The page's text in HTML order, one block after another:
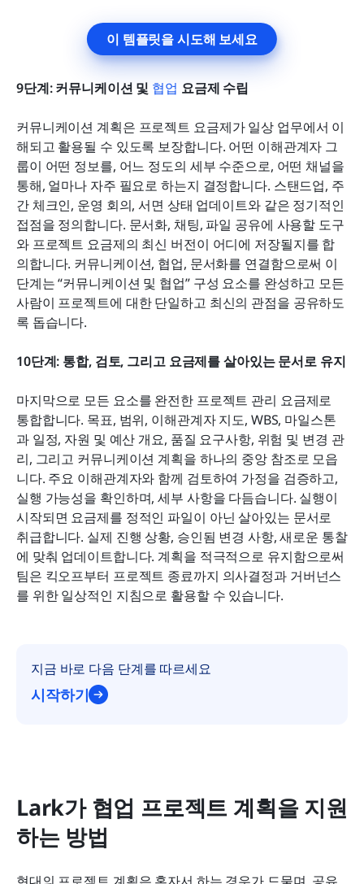
이 템플릿을 시도해 보세요
9단계: 커뮤니케이션 및 협업 요금제 수립
커뮤니케이션 계획은 프로젝트 요금제가 일상 업무에서 이
해되고 활용될 수 있도록 보장합니다. 어떤 이해관계자 그
룹이 어떤 정보를, 어느 정도의 세부 수준으로, 어떤 채널을
통해, 얼마나 자주 필요로 하는지 결정합니다. 스탠드업, 주
간 체크인, 운영 회의, 서면 상태 업데이트와 같은 정기적인
접점을 정의합니다. 문서화, 채팅, 파일 공유에 사용할 도구
와 프로젝트 요금제의 최신 버전이 어디에 저장될지를 합
의합니다. 커뮤니케이션, 협업, 문서화를 연결함으로써 이
단계는 “커뮤니케이션 및 협업” 구성 요소를 완성하고 모든
사람이 프로젝트에 대한 단일하고 최신의 관점을 공유하도
록 돕습니다.
10단계: 통합, 검토, 그리고 요금제를 살아있는 문서로 유지
마지막으로 모든 요소를 완전한 프로젝트 관리 요금제로
통합합니다. 목표, 범위, 이해관계자 지도, WBS, 마일스톤
과 일정, 자원 및 예산 개요, 품질 요구사항, 위험 및 변경 관
리, 그리고 커뮤니케이션 계획을 하나의 중앙 참조로 모읍
니다. 주요 이해관계자와 함께 검토하여 가정을 검증하고,
실행 가능성을 확인하며, 세부 사항을 다듬습니다. 실행이
시작되면 요금제를 정적인 파일이 아닌 살아있는 문서로
취급합니다. 실제 진행 상황, 승인됨 변경 사항, 새로운 통찰
에 맞춰 업데이트합니다. 계획을 적극적으로 유지함으로써
팀은 킥오프부터 프로젝트 종료까지 의사결정과 거버넌스
를 위한 일상적인 지침으로 활용할 수 있습니다.
지금 바로 다음 단계를 따르세요
시작하기
Lark가 협업 프로젝트 계획을 지원
하는 방법